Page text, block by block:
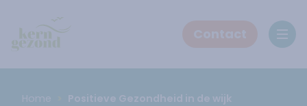
Home Positieve Gezondheid in de wijk